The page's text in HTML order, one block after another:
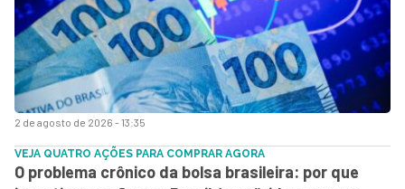
2 de agosto de 2026 - 13:35
VEJA QUATRO AÇÕES PARA COMPRAR AGORA
O problema crônico da bolsa brasileira: por que